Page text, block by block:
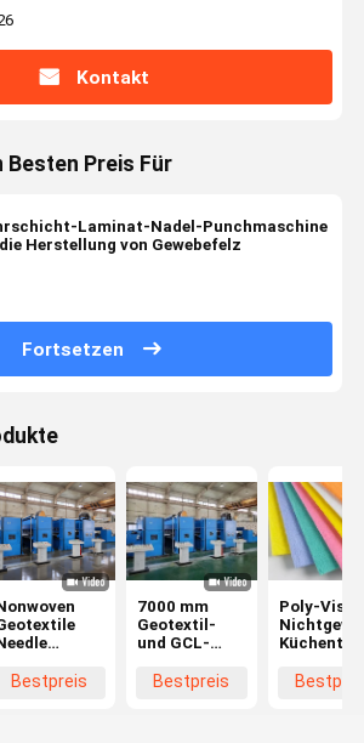
Kontakt
Besten Preis Für
Laminat-Nadel-Punchmaschine
Herstellung von Gewebefelz
Fortsetzen
Production
Bestpreis
7000 mm
Geotextil-
und GCL-
Laminations-
Bestpreis
Poly-